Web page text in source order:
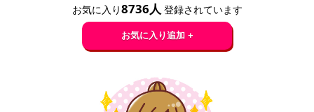
お気に入り8736人 登録されています
お気に入り追加 +